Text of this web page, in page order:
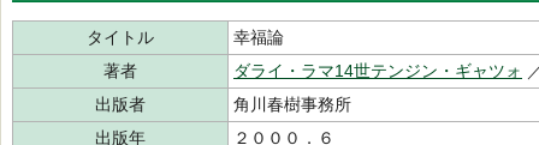
タイトル
幸福論
著者
ダライ・ラマ14世テンジン・ギャツォ
出版者
角川春樹事務所
出版年
２０００．６